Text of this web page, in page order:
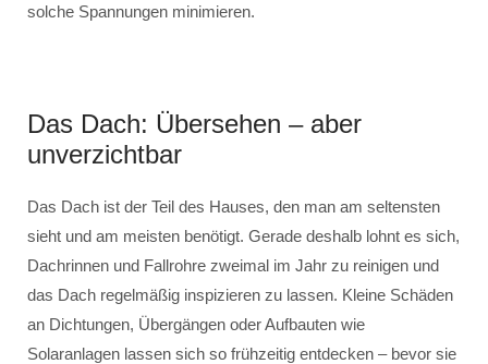
solche Spannungen minimieren.
Das Dach: Übersehen – aber
unverzichtbar
Das Dach ist der Teil des Hauses, den man am seltensten
sieht und am meisten benötigt. Gerade deshalb lohnt es sich,
Dachrinnen und Fallrohre zweimal im Jahr zu reinigen und
das Dach regelmäßig inspizieren zu lassen. Kleine Schäden
an Dichtungen, Übergängen oder Aufbauten wie
Solaranlagen lassen sich so frühzeitig entdecken – bevor sie